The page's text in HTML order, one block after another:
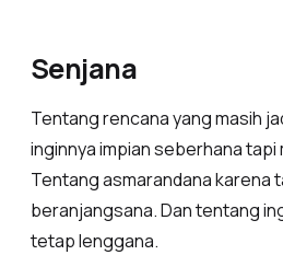
Senjana
Tentang rencana yang masih
inginnya impian seberhana tapi
Tentang asmarandana karena
beranjangsana. Dan tentang
tetap lenggana.